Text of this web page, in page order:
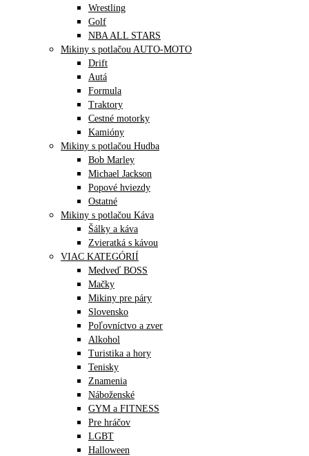
Wrestling
Golf
NBA ALL STARS
Mikiny s potlačou AUTO-MOTO
Drift
Autá
Formula
Traktory
Cestné motorky
Kamióny
Mikiny s potlačou Hudba
Bob Marley
Michael Jackson
Popové hviezdy
Ostatné
Mikiny s potlačou Káva
Šálky a káva
Zvieratká s kávou
VIAC KATEGÓRIÍ
Medveď BOSS
Mačky
Mikiny pre páry
Slovensko
Poľovníctvo a zver
Alkohol
Turistika a hory
Tenisky
Znamenia
Náboženské
GYM a FITNESS
Pre hráčov
LGBT
Halloween